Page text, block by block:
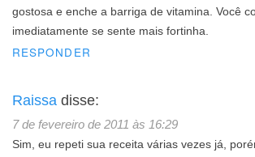
gostosa e enche a barriga de vitamina. Você
imediatamente se sente mais fortinha.
RESPONDER
Raissa disse:
7 de fevereiro de 2011 às 16:29
Sim, eu repeti sua receita várias vezes já,